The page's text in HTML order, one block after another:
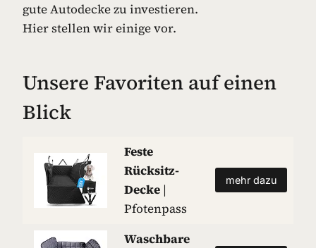
gute Autodecke zu investieren.
Hier stellen wir einige vor.
Unsere Favoriten auf einen
Blick
Feste
Rücksitz-
Decke |
Pfotenpass
mehr dazu
Waschbare